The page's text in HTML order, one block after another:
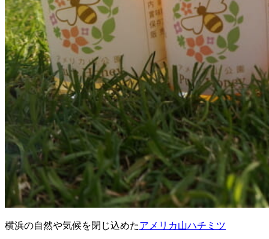
横浜の自然や気候を閉じ込めたアメリカ山ハチミツ